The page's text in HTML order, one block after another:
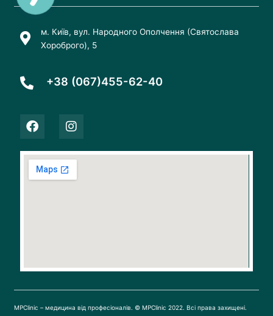
м. Київ, вул. Народного Ополчення (Святослава
Хороброго), 5
+38 (067)455-62-40
F
a
e
b
o
I
n
t
g
MPClinic – медицина від професіоналів. © MPClinic 2022. Всі права захищені.